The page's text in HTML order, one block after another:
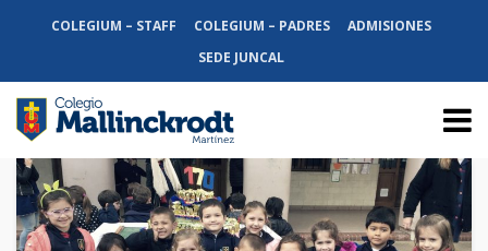
COLEGIUM – STAFF COLEGIUM – PADRES
ADMISIONES
SEDE JUNCAL